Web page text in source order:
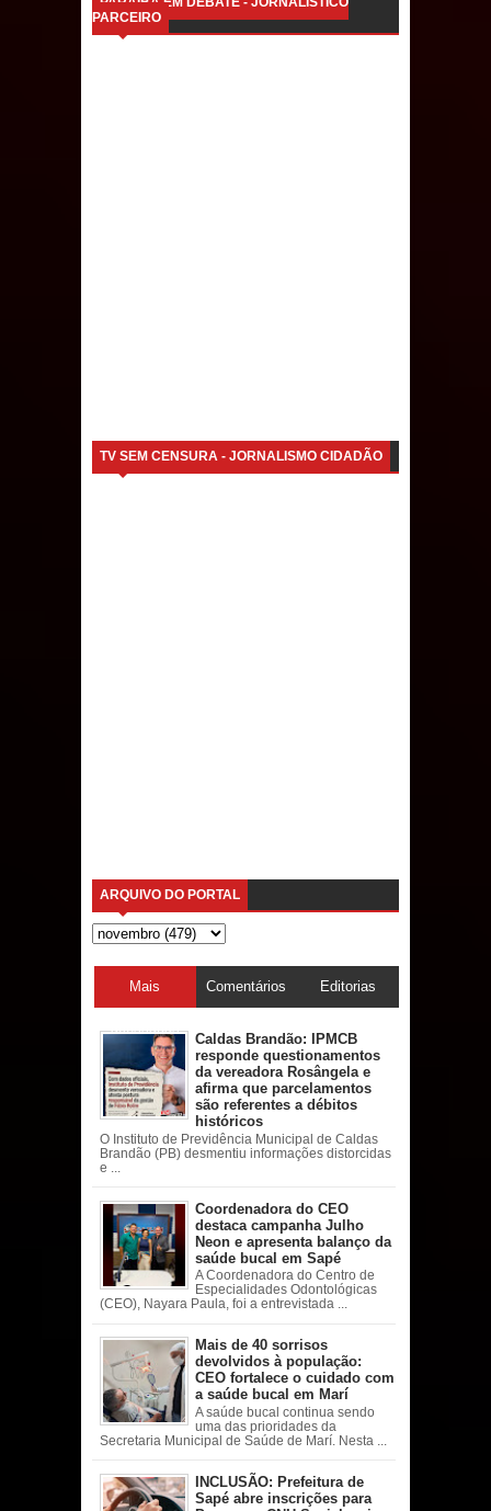
Caldas Brandão: IPMCB responde
PARCEIRO
TV SEM CENSURA - JORNALISMO CIDADÃO
ARQUIVO DO PORTAL
Mais
acessadas
Comentários Editorias
Caldas Brandão: IPMCB
responde questionamentos
da vereadora Rosângela e
afirma que parcelamentos
são referentes a débitos
históricos
O Instituto de Previdência Municipal de Caldas
Brandão (PB) desmentiu informações distorcidas
e ...
Coordenadora do CEO
destaca campanha Julho
Neon e apresenta balanço da
saúde bucal em Sapé
A Coordenadora do Centro de
Especialidades Odontológicas
(CEO), Nayara Paula, foi a entrevistada ...
Mais de 40 sorrisos
devolvidos à população:
CEO fortalece o cuidado com
a saúde bucal em Marí
A saúde bucal continua sendo
uma das prioridades da
Secretaria Municipal de Saúde de Marí. Nesta ...
INCLUSÃO: Prefeitura de
Sapé abre inscrições para